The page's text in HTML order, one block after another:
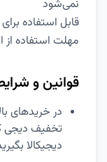
نمی‌شود
قابل استفاده
مهلت استفاده از
قوانین و
دیجیکالا